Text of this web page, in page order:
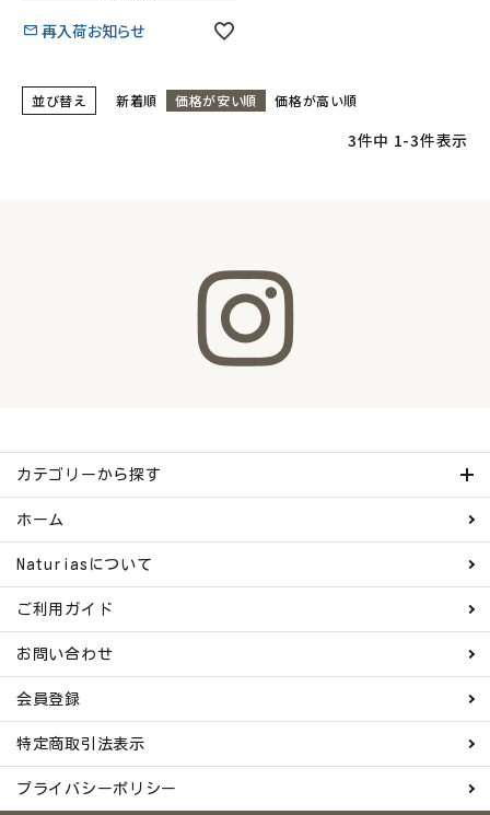
再入荷お知らせ
並び替え 新着順 価格が安い順 価格が高い順
3件中 1-3件表示
カテゴリーから探す
ホーム
Naturiasについて
ご利用ガイド
お問い合わせ
会員登録
特定商取引法表示
プライバシーポリシー